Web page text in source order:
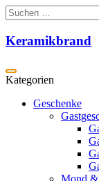
Zum
Inhalt
springen
Suchen
nach:
Keramikbrand
Geschenke